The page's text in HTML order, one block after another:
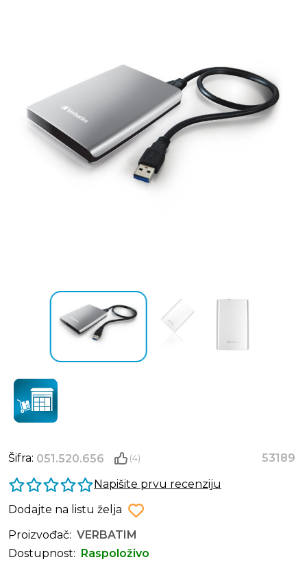
Šifra: 051.520.656 (4)
53189
Napišite prvu recenziju
Dodajte na listu želja
Proizvođač: VERBATIM
Dostupnost:
Raspoloživo